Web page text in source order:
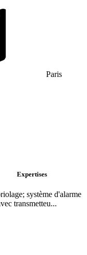
Paris
Expertises
système d'alarme
transmetteu...